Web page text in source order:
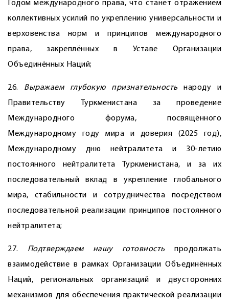
Годом международного права, что станет отражением
коллективных усилий по укреплению универсальности и
верховенства норм и принципов международного
права, закреплённых в Уставе Организации
Объединённых Наций;
26. Выражаем глубокую признательность народу и
Правительству Туркменистана за проведение
Международного форума, посвящённого
Международному году мира и доверия (2025 год),
Международному дню нейтралитета и 30-летию
постоянного нейтралитета Туркменистана, и за их
последовательный вклад в укрепление глобального
мира, стабильности и сотрудничества посредством
последовательной реализации принципов постоянного
нейтралитета;
27. Подтверждаем нашу готовность продолжать
взаимодействие в рамках Организации Объединённых
Наций, региональных организаций и двусторонних
механизмов для обеспечения практической реализации